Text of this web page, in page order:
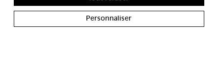
Personnaliser